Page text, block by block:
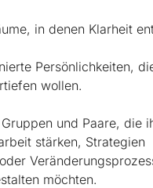
in denen Klarheit
Persönlichkeiten,
wollen.
und Paare, die
stärken, Strategien
möchten.